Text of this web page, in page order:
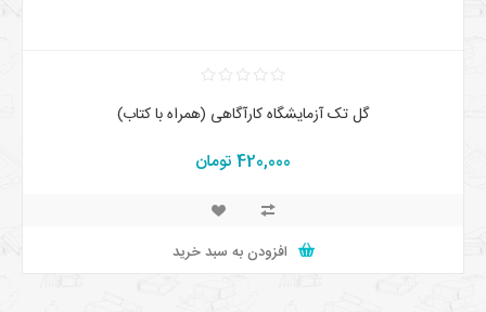
گل تک آزمايشگاه کارآگاهی (همراه با كتاب)
420,000 تومان
افزودن به سبد خرید